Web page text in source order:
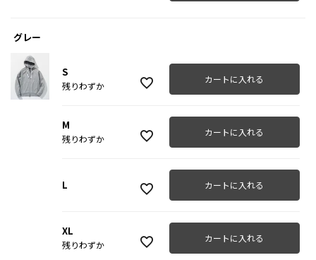
グレー
S
残りわずか
カートに入れる
M
残りわずか
カートに入れる
L カートに入れる
XL
残りわずか
カートに入れる